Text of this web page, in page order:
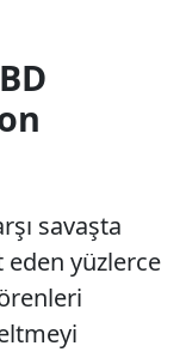
savaşta
eden yüzlerce